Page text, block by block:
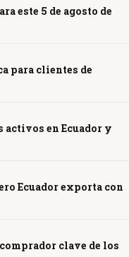
este 5 de agosto de
para clientes de
activos en Ecuador y
Ecuador exporta con
clave de los